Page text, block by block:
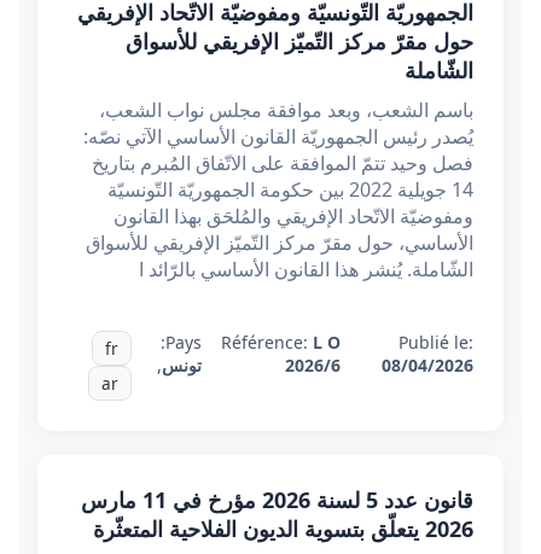
الجمهوريّة التّونسيّة ومفوضيّة الاتّحاد الإفريقي
حول مقرّ مركز التّميّز الإفريقي للأسواق
الشّاملة
باسم الشعب، وبعد موافقة مجلس نواب الشعب،
يُصدر رئيس الجمهوريّة القانون الأساسي الآتي نصّه:
فصل وحيد تتمّ الموافقة على الاتّفاق المُبرم بتاريخ
14 جويلية 2022 بين حكومة الجمهوريّة التّونسيّة
ومفوضيّة الاتّحاد الإفريقي والمُلحَق بهذا القانون
الأساسي، حول مقرّ مركز التّميّز الإفريقي للأسواق
الشّاملة. يُنشر هذا القانون الأساسي بالرّائد ا
Publié le:
08/04/2026
Référence: L O
2026/6
Pays:
تونس,
fr
ar
قانون عدد 5 لسنة 2026 مؤرخ في 11 مارس
2026 يتعلّق بتسوية الديون الفلاحية المتعثّرة